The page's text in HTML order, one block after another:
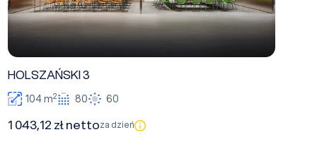
HOLSZAŃSKI 3
104 m2 80 60
1 043,12 zł nettoza dzień